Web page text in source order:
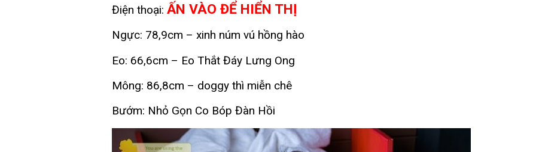
Điện thoại: ẤN VÀO ĐỂ HIỂN THỊ
Ngực: 78,9cm – xinh núm vú hồng hào
Eo: 66,6cm – Eo Thắt Đáy Lưng Ong
Mông: 86,8cm – doggy thì miễn chê
Bướm: Nhỏ Gọn Co Bóp Đàn Hồi